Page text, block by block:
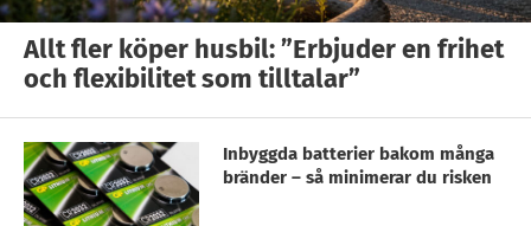
Allt fler köper husbil: ”Erbjuder en frihet
och flexibilitet som tilltalar”
Inbyggda batterier bakom många
bränder – så minimerar du risken